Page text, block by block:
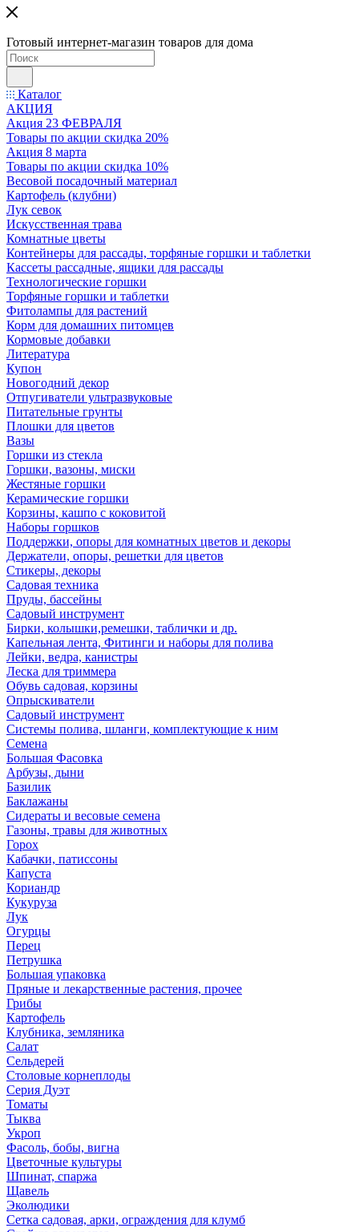
Готовый интернет-магазин товаров для дома
Каталог
АКЦИЯ
Акция 23 ФЕВРАЛЯ
Товары по акции скидка 20%
Акция 8 марта
Товары по акции скидка 10%
Весовой посадочный материал
Картофель (клубни)
Лук севок
Искусственная трава
Комнатные цветы
Контейнеры для рассады, торфяные горшки и таблетки
Кассеты рассадные, ящики для рассады
Технологические горшки
Торфяные горшки и таблетки
Фитолампы для растений
Корм для домашних питомцев
Кормовые добавки
Литература
Купон
Новогодний декор
Отпугиватели ультразвуковые
Питательные грунты
Плошки для цветов
Вазы
Горшки из стекла
Горшки, вазоны, миски
Жестяные горшки
Керамические горшки
Корзины, кашпо с коковитой
Наборы горшков
Поддержки, опоры для комнатных цветов и декоры
Держатели, опоры, решетки для цветов
Стикеры, декоры
Садовая техника
Пруды, бассейны
Садовый инструмент
Бирки, колышки,ремешки, таблички и др.
Капельная лента, Фитинги и наборы для полива
Лейки, ведра, канистры
Леска для триммера
Обувь садовая, корзины
Опрыскиватели
Садовый инструмент
Системы полива, шланги, комплектующие к ним
Семена
Большая Фасовка
Арбузы, дыни
Базилик
Баклажаны
Сидераты и весовые семена
Газоны, травы для животных
Горох
Кабачки, патиссоны
Капуста
Кориандр
Кукуруза
Лук
Огурцы
Перец
Петрушка
Большая упаковка
Пряные и лекарственные растения, прочее
Грибы
Картофель
Клубника, земляника
Салат
Сельдерей
Столовые корнеплоды
Серия Дуэт
Томаты
Тыква
Укроп
Фасоль, бобы, вигна
Цветочные культуры
Шпинат, спаржа
Щавель
Эколюдики
Сетка садовая, арки, ограждения для клумб